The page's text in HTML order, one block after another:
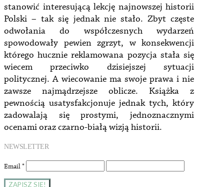
stanowić interesującą lekcję najnowszej historii
Polski – tak się jednak nie stało. Zbyt częste
odwołania do współczesnych wydarzeń
spowodowały pewien zgrzyt, w konsekwencji
którego hucznie reklamowana pozycja stała się
wiecem przeciwko dzisiejszej sytuacji
politycznej. A wiecowanie ma swoje prawa i nie
zawsze najmądrzejsze oblicze. Książka z
pewnością usatysfakcjonuje jednak tych, który
zadowalają się prostymi, jednoznacznymi
ocenami oraz czarno-białą wizją historii.
NEWSLETTER
Email*